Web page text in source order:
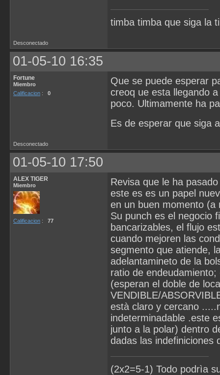
timba timba que siga la
Desconectado
01-05-10 16:35
Fortune
Miembro
Calificacion : 0
Que se puede esperar
creoq ue esta llegando
poco. Ultimamente ha
Es de esperar que siga
Desconectado
01-05-10 17:50
ALEX TIGER
Miembro
Calificacion : 77
Revisa que le ha
este es es un papel
en un buen momento (a
Su punch es el negocio
bancarizables, el flujo
cuando mejoren las
segmento que atiende,
adelantamineto de la
ratio de
(esperan el doble de
VENDIBLE/
està claro y cercano
indeterminadable .este
junto a la polar) dentro
dadas las indefiniciones
(2x2=5-1) Todo podrìa